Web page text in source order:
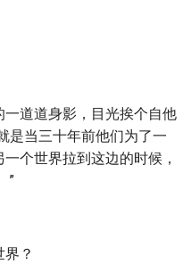
道道身影，目光挨个自他
是当三十年前他们为了一
个世界拉到这边的时候，
”
？